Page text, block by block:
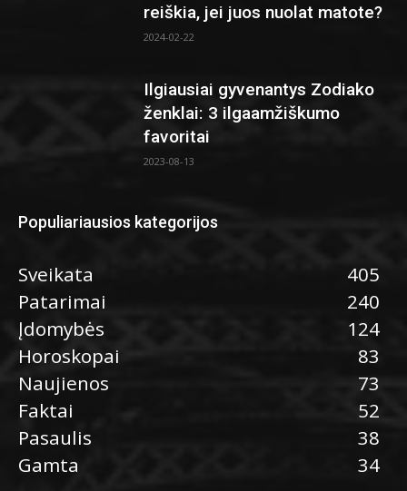
reiškia, jei juos nuolat matote?
2024-02-22
Ilgiausiai gyvenantys Zodiako
ženklai: 3 ilgaamžiškumo
favoritai
2023-08-13
Populiariausios kategorijos
Sveikata
405
Patarimai
240
Įdomybės
124
Horoskopai
83
Naujienos
73
Faktai
52
Pasaulis
38
Gamta
34